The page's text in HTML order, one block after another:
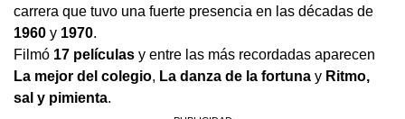
carrera que tuvo una fuerte presencia en las décadas de
1960 y 1970.
Filmó 17 películas y entre las más recordadas aparecen
La mejor del colegio, La danza de la fortuna y Ritmo,
sal y pimienta.